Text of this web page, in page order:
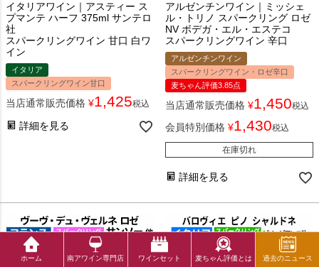
イタリアワイン｜アスティー ス
プマンテ ハーフ 375ml サンテロ
社
スパークリングワイン 甘口 白ワ
イン
イタリア
スパークリングワイン甘口
当店通常販売価格 ¥1,425税込
詳細を見る
アルゼンチンワイン｜ミッシェ
ル・トリノ スパークリング ロゼ
NV ボデガ・エル・エステコ
スパークリングワイン 辛口
アルゼンチンワイン
スパークリングワイン・ロゼ辛口
麦ちゃん評価3.85点
当店通常販売価格 ¥1,450税込
会員特別価格 ¥1,430税込
在庫切れ
詳細を見る
ホーム 南アワイン専門店 ワインセット 麦ちゃん評価とは 過去のニュース